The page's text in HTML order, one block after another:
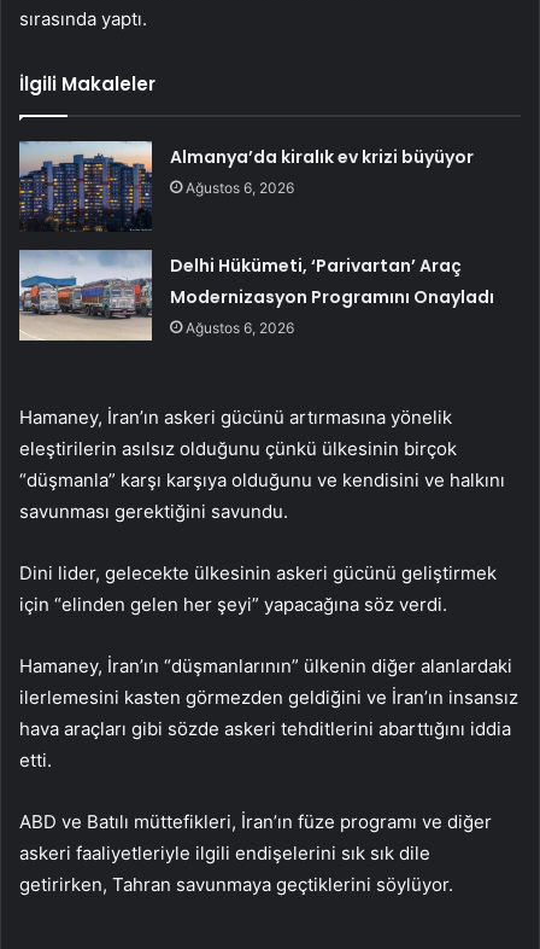
sırasında yaptı.
İlgili Makaleler
Almanya’da kiralık ev krizi büyüyor
Ağustos 6, 2026
Delhi Hükümeti, ‘Parivartan’ Araç
Modernizasyon Programını Onayladı
Ağustos 6, 2026
Hamaney, İran’ın askeri gücünü artırmasına yönelik
eleştirilerin asılsız olduğunu çünkü ülkesinin birçok
“düşmanla” karşı karşıya olduğunu ve kendisini ve halkını
savunması gerektiğini savundu.
Dini lider, gelecekte ülkesinin askeri gücünü geliştirmek
için “elinden gelen her şeyi” yapacağına söz verdi.
Hamaney, İran’ın “düşmanlarının” ülkenin diğer alanlardaki
ilerlemesini kasten görmezden geldiğini ve İran’ın insansız
hava araçları gibi sözde askeri tehditlerini abarttığını iddia
etti.
ABD ve Batılı müttefikleri, İran’ın füze programı ve diğer
askeri faaliyetleriyle ilgili endişelerini sık sık dile
getirirken, Tahran savunmaya geçtiklerini söylüyor.